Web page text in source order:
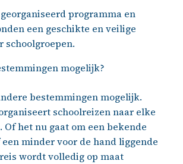
programma en
een geschikte en veilige
schoolgroepen.
mogelijk?
bestemmingen mogelijk.
schoolreizen naar elke
Of het nu gaat om een bekende
minder voor de hand liggende
wordt volledig op maat